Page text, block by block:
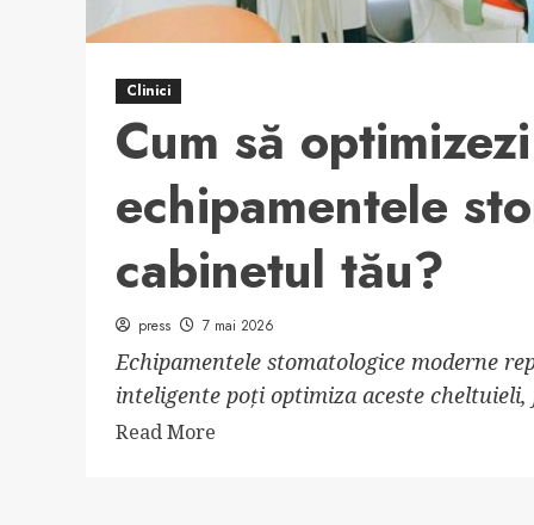
Clinici
Cum să
echipamentele
cabinetul tău?
press 7 mai 2026
Echipamentele stomatologice moderne
inteligente poți optimiza aceste
Read More